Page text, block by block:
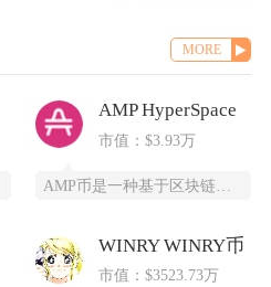
MORE
AMP HyperSpace
市值：$3.93万
WINRY WINRY币
市值：$3523.73万